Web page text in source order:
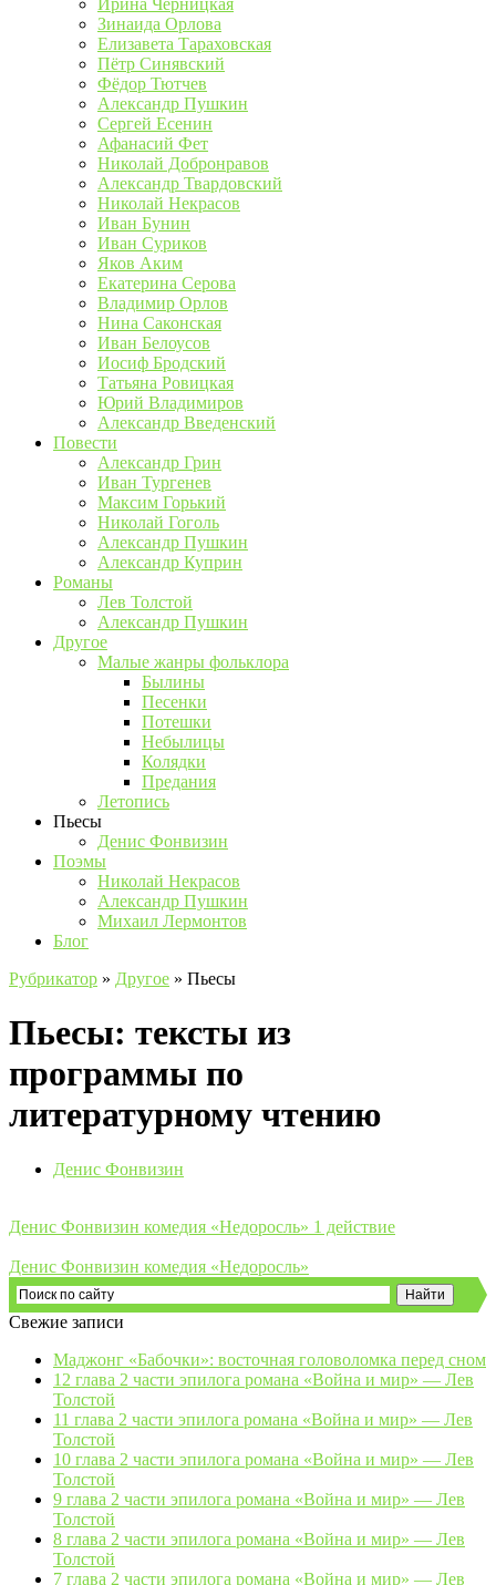
Ирина Черницкая
Зинаида Орлова
Елизавета Тараховская
Пётр Синявский
Фёдор Тютчев
Александр Пушкин
Сергей Есенин
Афанасий Фет
Николай Добронравов
Александр Твардовский
Николай Некрасов
Иван Бунин
Иван Суриков
Яков Аким
Екатерина Серова
Владимир Орлов
Нина Саконская
Иван Белоусов
Иосиф Бродский
Татьяна Ровицкая
Юрий Владимиров
Александр Введенский
Повести
Александр Грин
Иван Тургенев
Максим Горький
Николай Гоголь
Александр Пушкин
Александр Куприн
Романы
Лев Толстой
Александр Пушкин
Другое
Малые жанры фольклора
Былины
Песенки
Потешки
Небылицы
Колядки
Предания
Летопись
Пьесы
Денис Фонвизин
Поэмы
Николай Некрасов
Александр Пушкин
Михаил Лермонтов
Блог
Рубрикатор » Другое » Пьесы
Пьесы: тексты из
программы по
литературному чтению
Денис Фонвизин
Денис Фонвизин комедия «Недоросль» 1 действие
Денис Фонвизин комедия «Недоросль»
Свежие записи
Маджонг «Бабочки»: восточная головоломка перед сном
12 глава 2 части эпилога романа «Война и мир» — Лев
Толстой
11 глава 2 части эпилога романа «Война и мир» — Лев
Толстой
10 глава 2 части эпилога романа «Война и мир» — Лев
Толстой
9 глава 2 части эпилога романа «Война и мир» — Лев
Толстой
8 глава 2 части эпилога романа «Война и мир» — Лев
Толстой
7 глава 2 части эпилога романа «Война и мир» — Лев